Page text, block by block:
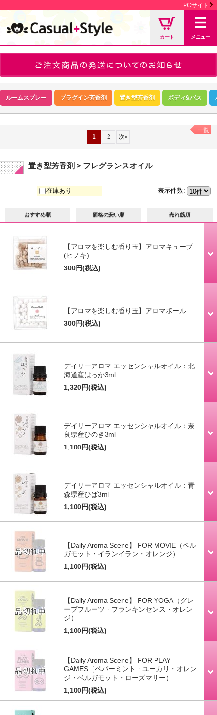
PCサイト
カート メニュー
ルームスプレー プラグイン芳香剤 置き型芳香剤 ボディ&バス
置き型芳香剤 > フレグランスオイル
一覧
おすすめ順 価格の安い順 売れ筋順
表示件数:
在庫あり
1 2 次»
【アロマを楽しむ香り玉】アロマキューブ
(ヒノキ)
300円(税込)
【アロマを楽しむ香り玉】アロマボール
300円(税込)
デイリーアロマ エッセンシャルオイル：北
海道産はっか3ml
1,320円(税込)
デイリーアロマ エッセンシャルオイル：奈
良県産ひのき3ml
1,100円(税込)
デイリーアロマ エッセンシャルオイル：青
森県産ひば3ml
1,100円(税込)
【Daily Aroma Scene】 FOR MOVIE（ベル
ガモット・イランイラン・オレンジ）
1,100円(税込)
【Daily Aroma Scene】 FOR YOGA（グレ
ープフルーツ・フランキンセンス・オレン
ジ）
1,100円(税込)
【Daily Aroma Scene】 FOR PLAY
GAMES（ペパーミント・ユーカリ・オレン
ジ・ベルガモット・ローズマリー）
1,100円(税込)